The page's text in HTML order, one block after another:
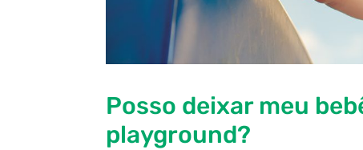
Posso deixar meu
playground?